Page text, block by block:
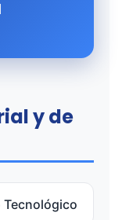
y de
Tecnológico